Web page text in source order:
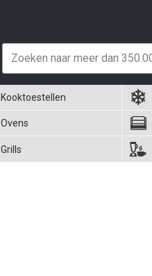
Kooktoestellen
Ovens
Grills